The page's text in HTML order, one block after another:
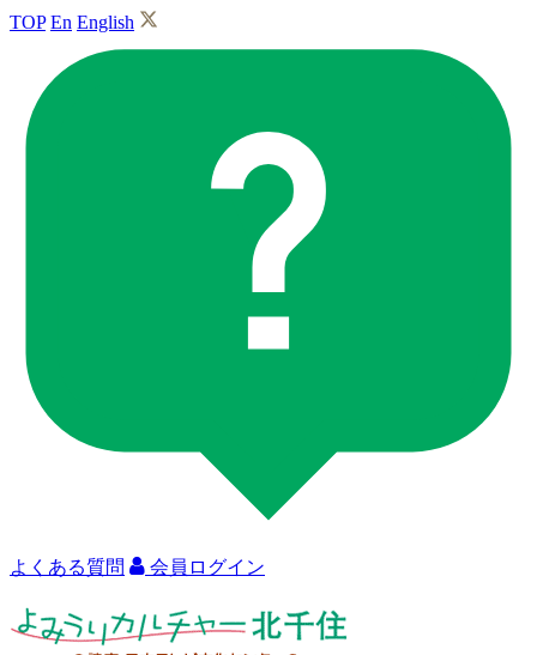
TOP En English
よくある質問 会員ログイン